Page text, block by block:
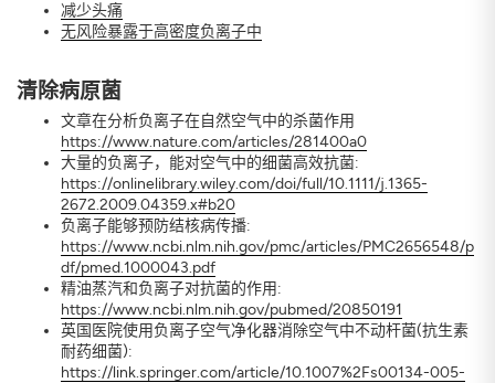
减少头痛
无风险暴露于高密度负离子中
清除病原菌
文章在分析负离子在自然空气中的杀菌作用
https://www.nature.com/articles/281400a0
大量的负离子，能对空气中的细菌高效抗菌:
https://onlinelibrary.wiley.com/doi/full/10.1111/j.1365-
2672.2009.04359.x#b20
负离子能够预防结核病传播:
https://www.ncbi.nlm.nih.gov/pmc/articles/PMC2656548/p
df/pmed.1000043.pdf
精油蒸汽和负离子对抗菌的作用:
https://www.ncbi.nlm.nih.gov/pubmed/20850191
英国医院使用负离子空气净化器消除空气中不动杆菌(抗生素
耐药细菌):
https://link.springer.com/article/10.1007%2Fs00134-005-